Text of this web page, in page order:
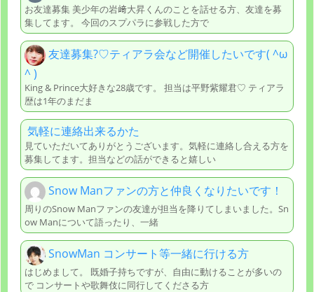
お友達募集 美少年の岩﨑大昇くんのことを話せる方、友達を募
集してます。 今回のスプパラに参戦した方で
友達募集?♡ティアラ会など開催したいです( ^ω
^ )
King & Prince大好きな28歳です。 担当は平野紫耀君♡ ティアラ
歴は1年のまだま
気軽に連絡出来るかた
見ていただいてありがとうございます。気軽に連絡し合える方を
募集してます。担当などの話ができると嬉しい
Snow Manファンの方と仲良くなりたいです！
周りのSnow Manファンの友達が担当を降りてしまいました。Sn
ow Manについて語ったり、一緒
SnowMan コンサート等一緒に行ける方
はじめまして。 既婚子持ちですが、自由に動けることが多いの
で コンサートや歌舞伎に同行してくださる方